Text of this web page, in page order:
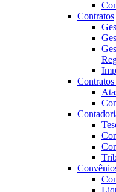
Contratos
Contratos